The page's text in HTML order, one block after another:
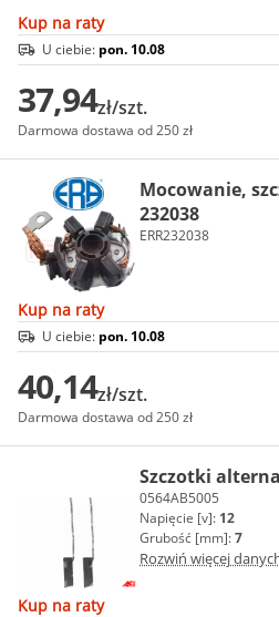
Kup na raty
U ciebie: pon. 10.08
37,94zł/szt.
Darmowa dostawa od 250 zł
Mocowanie,
232038
ERR232038
Kup na raty
U ciebie: pon. 10.08
40,14zł/szt.
Darmowa dostawa od 250 zł
Szczotki
0564AB5005
Napięcie [v]: 12
Grubość [mm]:7
Rozwiń więcej
Kup na raty